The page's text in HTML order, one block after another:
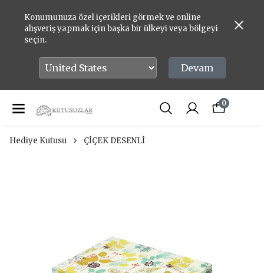
Konumunuza özel içerikleri görmek ve online
alışveriş yapmak için başka bir ülkeyi veya bölgeyi
seçin.
Devam
0
Hediye Kutusu ÇİÇEK DESENLİ